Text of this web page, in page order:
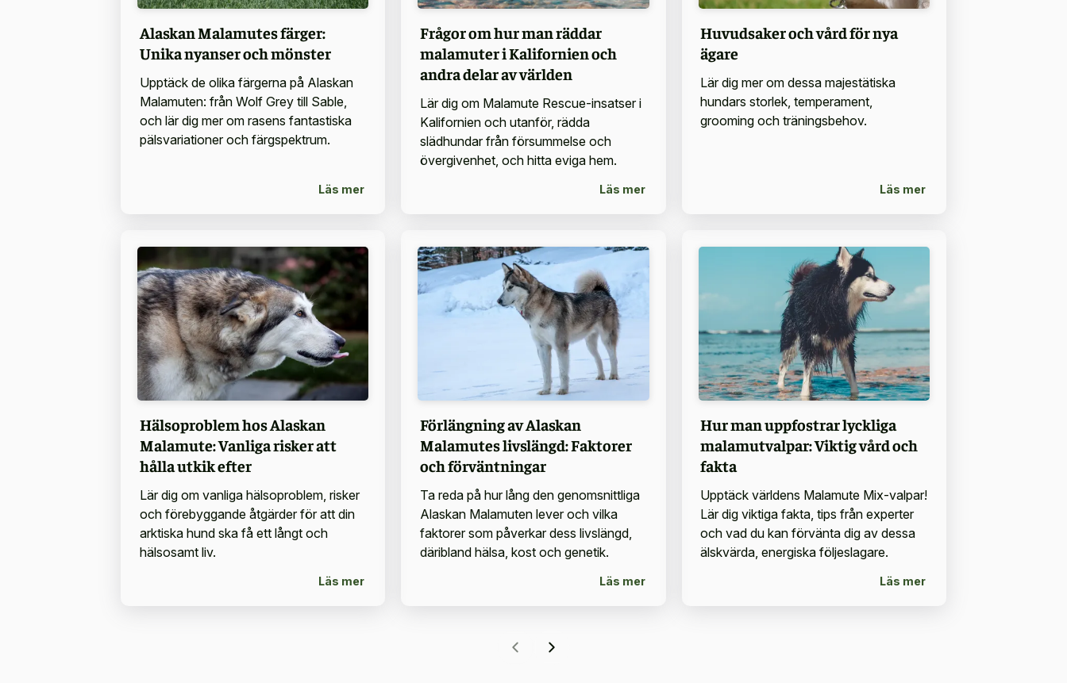
Alaskan Malamutes färger:
Unika nyanser och mönster
Upptäck de olika färgerna på Alaskan
Malamuten: från Wolf Grey till Sable,
och lär dig mer om rasens fantastiska
pälsvariationer och färgspektrum.
Läs mer
Frågor om hur man räddar
malamuter i Kalifornien och
andra delar av världen
Lär dig om Malamute Rescue-insatser i
Kalifornien och utanför, rädda
slädhundar från försummelse och
övergivenhet, och hitta eviga hem.
Läs mer
Huvudsaker och vård för nya
ägare
Lär dig mer om dessa majestätiska
hundars storlek, temperament,
grooming och träningsbehov.
Läs mer
Hälsoproblem hos Alaskan
Malamute: Vanliga risker att
hålla utkik efter
Lär dig om vanliga hälsoproblem, risker
och förebyggande åtgärder för att din
arktiska hund ska få ett långt och
hälsosamt liv.
Läs mer
Förlängning av Alaskan
Malamutes livslängd: Faktorer
och förväntningar
Ta reda på hur lång den genomsnittliga
Alaskan Malamuten lever och vilka
faktorer som påverkar dess livslängd,
däribland hälsa, kost och genetik.
Läs mer
Hur man uppfostrar lyckliga
malamutvalpar: Viktig vård och
fakta
Upptäck världens Malamute Mix-valpar!
Lär dig viktiga fakta, tips från experter
och vad du kan förvänta dig av dessa
älskvärda, energiska följeslagare.
Läs mer